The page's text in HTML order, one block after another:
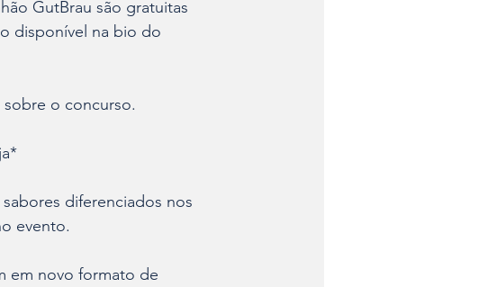
GutBrau são gratuitas
disponível na bio do
o concurso.
diferenciados nos
evento.
em novo formato de